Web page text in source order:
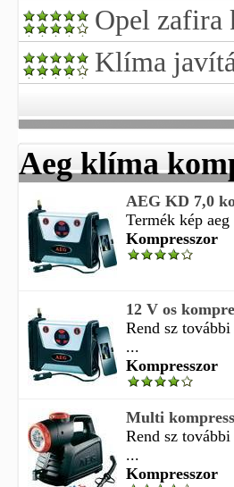
Opel zafira
Klíma
Aeg klíma
AEG KD 7,0
Termék kép
Kompresszor
12 V os
Rend sz
...
Kompresszor
Multi
Rend sz
...
Kompresszor